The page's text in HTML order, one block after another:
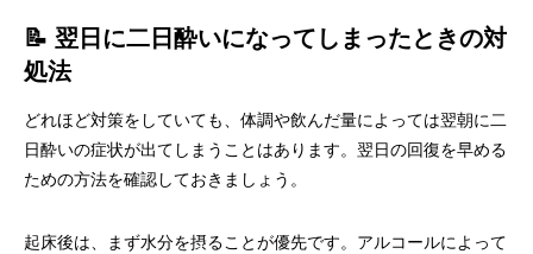
📝 翌日に二日酔いになってしまったときの対
処法
どれほど対策をしていても、体調や飲んだ量によっては翌朝に二
日酔いの症状が出てしまうことはあります。翌日の回復を早める
ための方法を確認しておきましょう。
起床後は、まず水分を摂ることが優先です。アルコールによって